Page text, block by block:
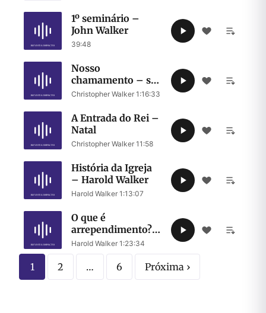
1º seminário –
John Walker
39:48
Nosso
chamamento – ser
mais uma igreja ou
caminho do
Senhor
Christopher Walker 1:16:33
A Entrada do Rei –
Natal
Christopher Walker 11:58
História da Igreja
– Harold Walker
Harold Walker 1:13:07
O que é
arrependimento?
Cultura de Honra
Harold Walker 1:23:34
1 2 … 6 Próxima ›